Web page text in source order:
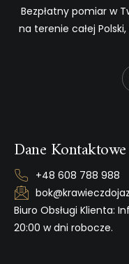
Bezpłatny pomiar w
na terenie całej
Dane Kontaktowe
+48 608 788 988
Biuro Obsługi Klienta:
20:00 w dni robocze.